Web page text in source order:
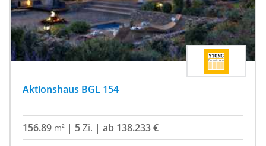
Aktionshaus BGL 154
156.89 m² | 5Zi. | ab 138.233 €